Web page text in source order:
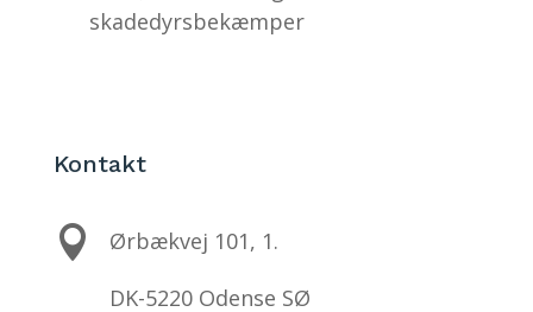
skadedyrsbekæmper
Kontakt

Ørbækvej 101, 1.
DK-5220 Odense SØ